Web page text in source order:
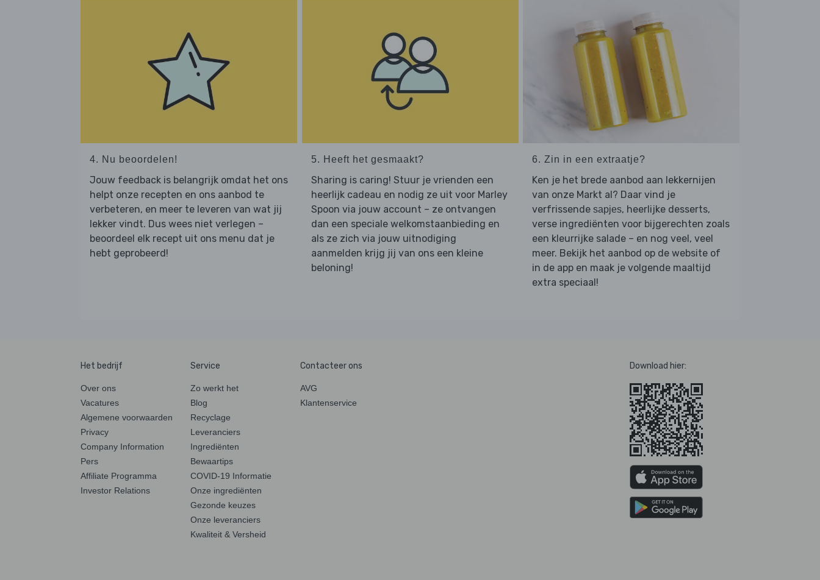
4. Nu beoordelen!
Jouw feedback is belangrijk omdat het ons
helpt onze recepten en ons aanbod te
verbeteren, en meer te leveren van wat jij
lekker vindt. Dus wees niet verlegen –
beoordeel elk recept uit ons menu dat je
hebt geprobeerd!
5. Heeft het gesmaakt?
Sharing is caring! Stuur je vrienden een
heerlijk cadeau en nodig ze uit voor Marley
Spoon via jouw account – ze ontvangen
dan een speciale welkomstaanbieding en
als ze zich via jouw uitnodiging
aanmelden krijg jij van ons een kleine
beloning!
6. Zin in een extraatje?
Ken je het brede aanbod aan lekkernijen
van onze Markt al? Daar vind je
verfrissende sapjes, heerlijke desserts,
verse ingrediënten voor bijgerechten zoals
een kleurrijke salade – en nog veel, veel
meer. Bekijk het aanbod op de website of
in de app en maak je volgende maaltijd
extra speciaal!
Het bedrijf
Over ons
Vacatures
Algemene voorwaarden
Privacy
Company Information
Pers
Affiliate Programma
Investor Relations
Service
Zo werkt het
Blog
Recyclage
Leveranciers
Ingrediënten
Bewaartips
COVID-19 Informatie
Onze ingrediënten
Gezonde keuzes
Onze leveranciers
Kwaliteit & Versheid
Contacteer ons
AVG
Klantenservice
Download hier: